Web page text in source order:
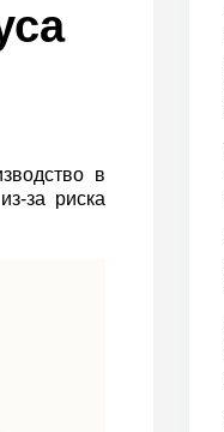
в
за риска